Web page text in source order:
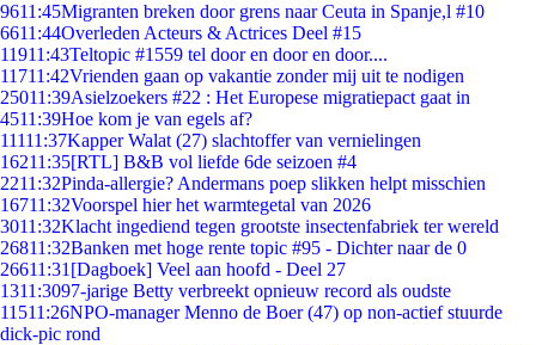
9611:45Migranten breken door grens naar Ceuta in Spanje,l #10
6611:44Overleden Acteurs & Actrices Deel #15
11911:43Teltopic #1559 tel door en door en door....
11711:42Vrienden gaan op vakantie zonder mij uit te nodigen
25011:39Asielzoekers #22 : Het Europese migratiepact gaat in
4511:39Hoe kom je van egels af?
11111:37Kapper Walat (27) slachtoffer van vernielingen
16211:35[RTL] B&B vol liefde 6de seizoen #4
2211:32Pinda-allergie? Andermans poep slikken helpt misschien
16711:32Voorspel hier het warmtegetal van 2026
3011:32Klacht ingediend tegen grootste insectenfabriek ter wereld
26811:32Banken met hoge rente topic #95 - Dichter naar de 0
26611:31 [Dagboek] Veel aan hoofd - Deel 27
1311:3097-jarige Betty verbreekt opnieuw record als oudste
11511:26NPO-manager Menno de Boer (47) op non-actief stuurde
dick-pic rond